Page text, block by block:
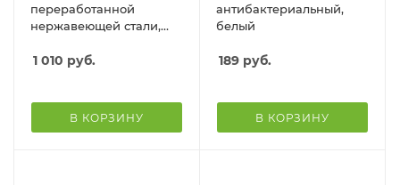
переработанной
нержавеющей стали,
стандарту RCS, объемом
1 010 руб.
В КОРЗИНУ
антибактериальный,
белый
189 руб.
В КОРЗИНУ